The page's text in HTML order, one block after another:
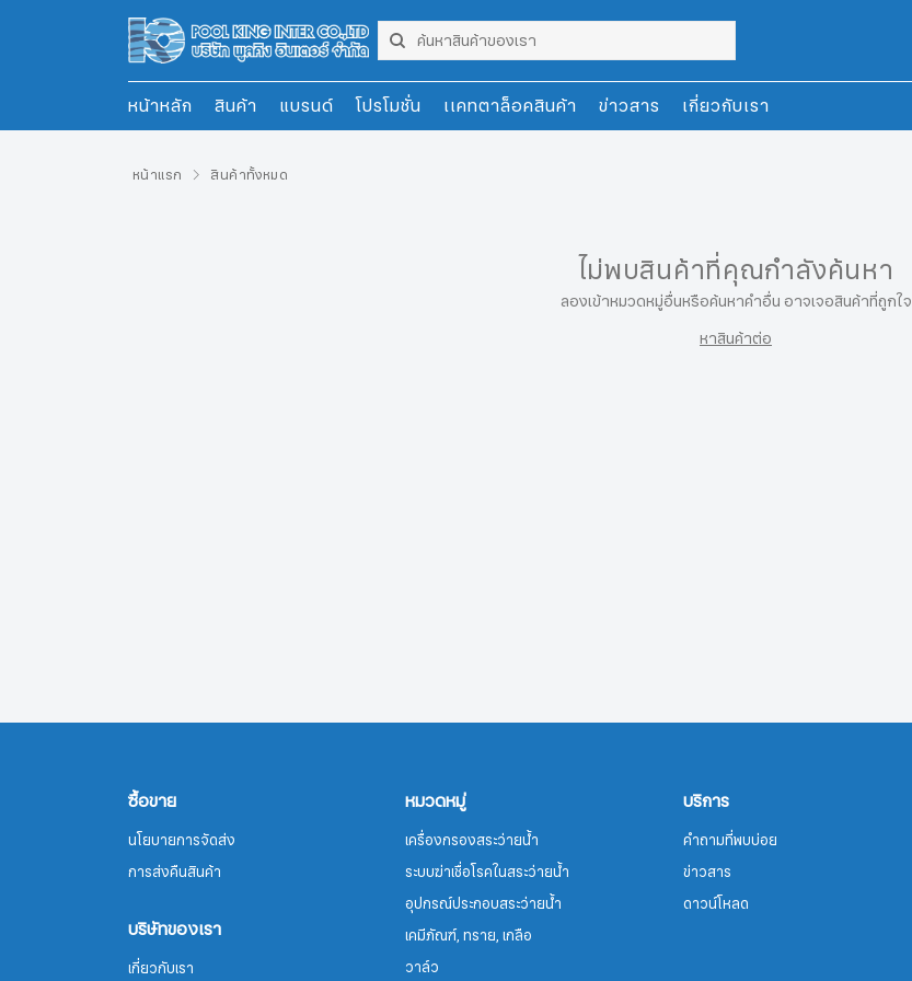
หน้าหลัก สินค้า แบรนด์ โปรโมชั่น เเคทตาล็อคสินค้า ข่าวสาร เกี่ยวกับเรา
หน้าแรก สินค้าทั้งหมด
ไม่พบสินค้าที่คุณกำลังค้นหา
ลองเข้าหมวดหมู่อื่นหรือค้นหาคำอื่น อาจเจอสินค้าที่ถูกใจ
หาสินค้าต่อ
ซื้อขาย
นโยบายการจัดส่ง
การส่งคืนสินค้า
บริษัทของเรา
เกี่ยวกับเรา
หมวดหมู่
เครื่องกรองสระว่ายน้ำ
ระบบฆ่าเชื่อโรคในสระว่ายน้ำ
อุปกรณ์ประกอบสระว่ายน้ำ
เคมีภัณฑ์, ทราย, เกลือ
วาล์ว
บริการ
คำถามที่พบบ่อย
ข่าวสาร
ดาวน์โหลด